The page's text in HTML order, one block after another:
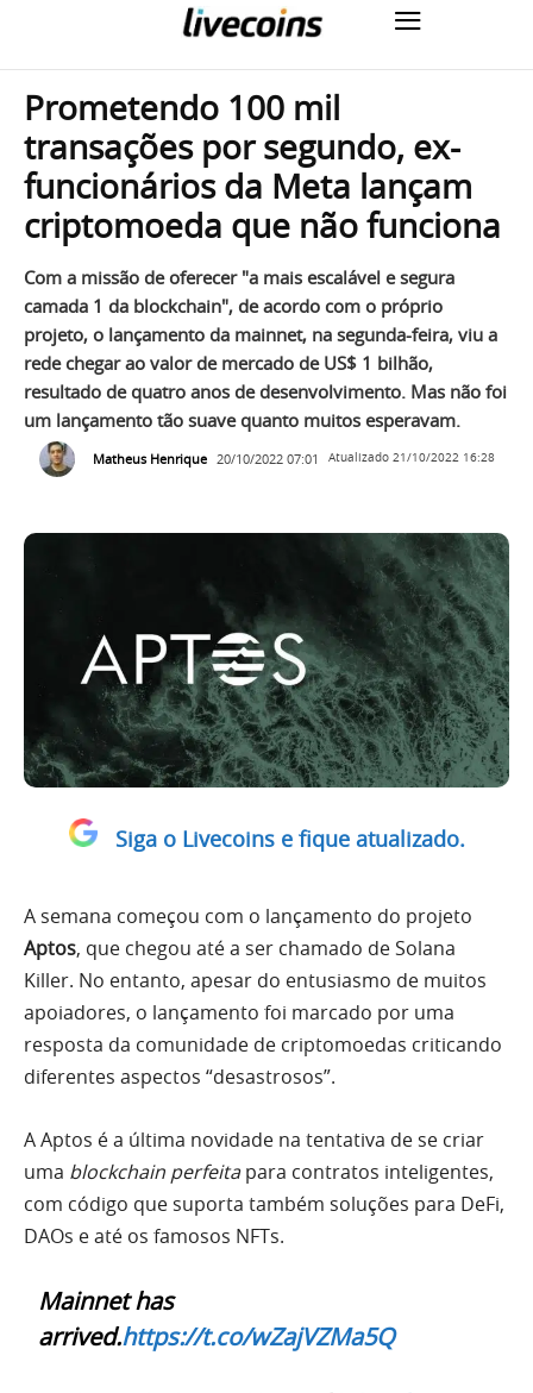
Prometendo 100 mil
transações por segundo, ex-
funcionários da Meta lançam
criptomoeda que não funciona
Com a missão de oferecer "a mais escalável e segura
camada 1 da blockchain", de acordo com o próprio
projeto, o lançamento da mainnet, na segunda-feira, viu a
rede chegar ao valor de mercado de US$ 1 bilhão,
resultado de quatro anos de desenvolvimento. Mas não foi
um lançamento tão suave quanto muitos esperavam.
Matheus Henrique 20/10/2022 07:01 Atualizado 21/10/2022 16:28
Siga o Livecoins e fique atualizado.
A semana começou com o lançamento do projeto
Aptos, que chegou até a ser chamado de Solana
Killer. No entanto, apesar do entusiasmo de muitos
apoiadores, o lançamento foi marcado por uma
resposta da comunidade de criptomoedas criticando
diferentes aspectos “desastrosos”.
A Aptos é a última novidade na tentativa de se criar
uma blockchain perfeitapara contratos inteligentes,
com código que suporta também soluções para DeFi,
DAOs e até os famosos NFTs.
Mainnet has
arrived.https://t.co/wZajVZMa5Q